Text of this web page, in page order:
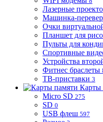
Лазерные
Машинка-
Очки
Планшет для
Пульты для
Спортивные
Устройства
Фитнес браслеты
ТВ-приставки 3
Карты
Micro SD 275
SD 0
USB флеш 597